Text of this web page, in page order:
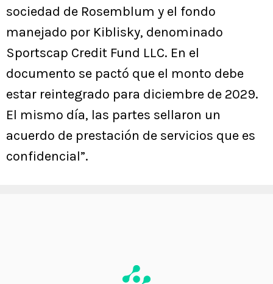
sociedad de Rosemblum y el fondo
manejado por Kiblisky, denominado
Sportscap Credit Fund LLC. En el
documento se pactó que el monto debe
estar reintegrado para diciembre de 2029.
El mismo día, las partes sellaron un
acuerdo de prestación de servicios que es
confidencial”.